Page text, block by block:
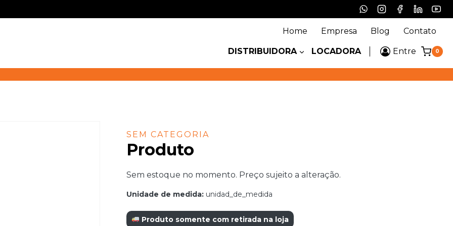
Home Empresa Blog Contato
DISTRIBUIDORA LOCADORA Entre 0
SEM CATEGORIA
Produto
Sem estoque no momento. Preço sujeito a alteração.
Unidade de medida:unidad_de_medida
Produto somente com retirada na loja